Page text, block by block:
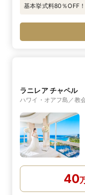
基本挙式料80％OFF
ラニレア チャペル
ハワイ・オアフ島／教
40